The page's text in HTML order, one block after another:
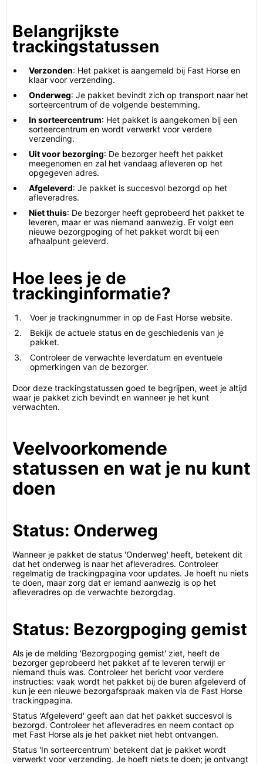
Belangrijkste
trackingstatussen
Verzonden: Het pakket is aangemeld bij Fast Horse en
klaar voor verzending.
Onderweg: Je pakket bevindt zich op transport naar het
sorteercentrum of de volgende bestemming.
In sorteercentrum: Het pakket is aangekomen bij een
sorteercentrum en wordt verwerkt voor verdere
verzending.
Uit voor bezorging: De bezorger heeft het pakket
meegenomen en zal het vandaag afleveren op het
opgegeven adres.
Afgeleverd: Je pakket is succesvol bezorgd op het
afleveradres.
Niet thuis: De bezorger heeft geprobeerd het pakket te
leveren, maar er was niemand aanwezig. Er volgt een
nieuwe bezorgpoging of het pakket wordt bij een
afhaalpunt geleverd.
Hoe lees je de
trackinginformatie?
Voer je trackingnummer in op de Fast Horse website.
Bekijk de actuele status en de geschiedenis van je
pakket.
Controleer de verwachte leverdatum en eventuele
opmerkingen van de bezorger.
Door deze trackingstatussen goed te begrijpen, weet je altijd
waar je pakket zich bevindt en wanneer je het kunt
verwachten.
Veelvoorkomende
statussen en wat je nu kunt
doen
Status: Onderweg
Wanneer je pakket de status 'Onderweg' heeft, betekent dit
dat het onderweg is naar het afleveradres. Controleer
regelmatig de trackingpagina voor updates. Je hoeft nu niets
te doen, maar zorg dat er iemand aanwezig is op het
afleveradres op de verwachte bezorgdag.
Status: Bezorgpoging gemist
Als je de melding 'Bezorgpoging gemist' ziet, heeft de
bezorger geprobeerd het pakket af te leveren terwijl er
niemand thuis was. Controleer het bericht voor verdere
instructies: vaak wordt het pakket bij de buren afgeleverd of
kun je een nieuwe bezorgafspraak maken via de Fast Horse
trackingpagina.
Status 'Afgeleverd' geeft aan dat het pakket succesvol is
bezorgd. Controleer het afleveradres en neem contact op
met Fast Horse als je het pakket niet hebt ontvangen.
Status 'In sorteercentrum' betekent dat je pakket wordt
verwerkt voor verzending. Je hoeft niets te doen; je ontvangt